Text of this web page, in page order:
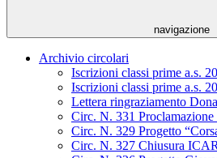
navigazione
Archivio circolari
Iscrizioni classi prime a.s.
Iscrizioni classi prime a.s.
Lettera ringraziamento
Circ. N. 331
Circ. N. 329 Progetto
Circ. N. 327 Chiusura